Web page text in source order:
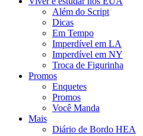
Além do Script
Dicas
Em Tempo
Imperdível em LA
Imperdível em NY
Troca de Figurinha
Promos
Enquetes
Promos
Você Manda
Mais
Diário de Bordo HEA